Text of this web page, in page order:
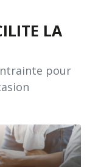
LA
pour